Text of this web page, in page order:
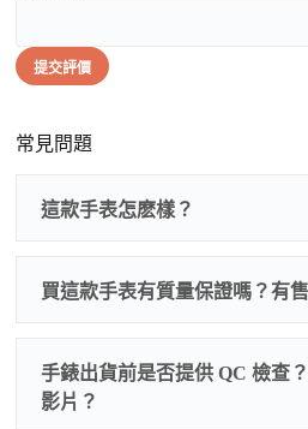
提交評價
常見問題
這款手表怎麽樣？
買這款手表有質量保證嗎？有
手錶出貨前是否提供 QC 檢查
影片？